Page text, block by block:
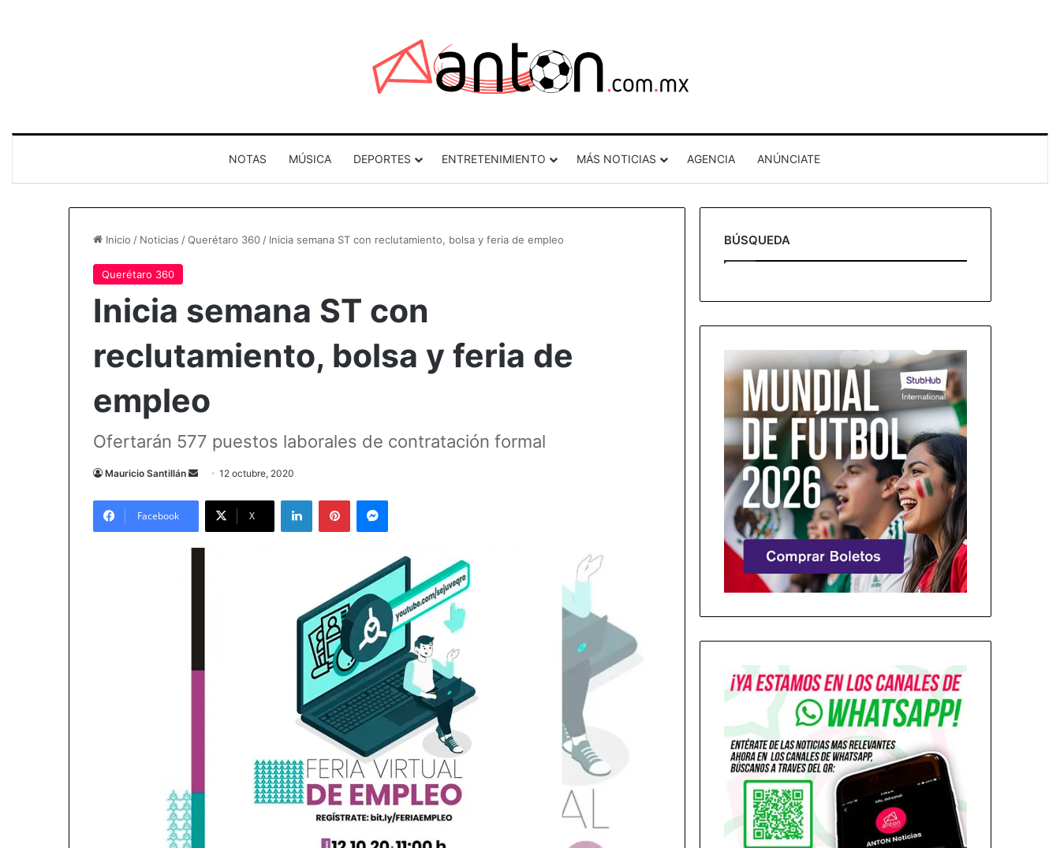
NOTAS MÚSICA DEPORTES ENTRETENIMIENTO MÁS NOTICIAS AGENCIA ANÚNCIATE
Inicio / Noticias /Querétaro 360 / Inicia semana ST con reclutamiento, bolsa y feria de empleo
Querétaro 360
Inicia semana ST con
reclutamiento, bolsa y feria de
empleo
Ofertarán 577 puestos laborales de contratación formal
Mauricio Santillán
Send
email
12 octubre, 2020
Facebook X
LinkedInPinterestMessenger
BÚSQUEDA